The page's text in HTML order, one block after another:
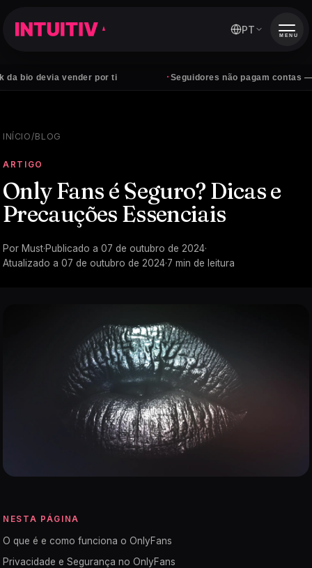
vender por ti Seguidores não pagam contas —
PT MENU
INÍCIO/BLOG
ARTIGO
Only Fans é Seguro? Dicas e
Precauções Essenciais
Por Must·Publicado a 07 de outubro de 2024·
Atualizado a 07 de outubro de 2024·7 min de leitura
NESTA PÁGINA
O que é e como funciona o OnlyFans
Privacidade e Segurança no OnlyFans